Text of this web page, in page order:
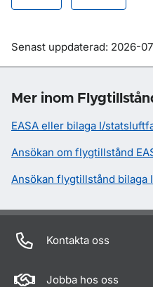
Om sidan
Senast uppdaterad: 2026-
Mer inom
EASA eller bilaga I/
Ansökan om flygtillstånd
Ansökan flygtillstånd bilaga
Kontakta oss
Jobba hos oss